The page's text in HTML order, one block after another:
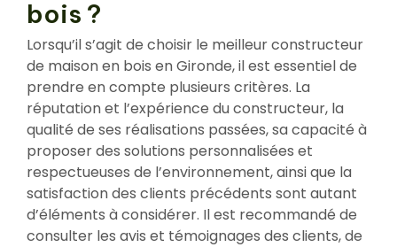
bois ?
Lorsqu’il s’agit de choisir le meilleur constructeur
de maison en bois en Gironde, il est essentiel de
prendre en compte plusieurs critères. La
réputation et l’expérience du constructeur, la
qualité de ses réalisations passées, sa capacité à
proposer des solutions personnalisées et
respectueuses de l’environnement, ainsi que la
satisfaction des clients précédents sont autant
d’éléments à considérer. Il est recommandé de
consulter les avis et témoignages des clients, de